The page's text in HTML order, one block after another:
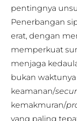
pentingnya
Penerbangan
erat, dengan
memperkuat
menjaga
bukan
keamanan/
kemakmuran/
yang paling